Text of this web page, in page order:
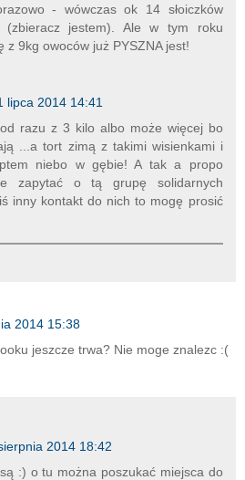
- wówczas ok 14 słoiczków
(zbieracz jestem). Ale w tym roku
z 9kg owoców już PYSZNA jest!
lipca 2014 14:41
razu z 3 kilo albo może więcej bo
...a tort zimą z takimi wisienkami i
niebo w gębie! A tak a propo
zapytać o tą grupę solidarnych
inny kontakt do nich to mogę prosić
2014 15:38
jeszcze trwa? Nie moge znalezc :(
2014 18:42
:) o tu można poszukać miejsca do